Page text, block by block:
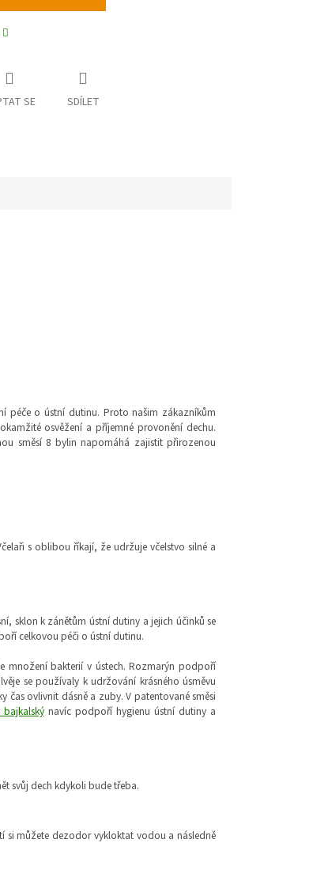
SE SDÍLET
péče o ústní dutinu. Proto našim zákazníkům
osvěžení a příjemné provonění dechu.
směsí 8 bylin napomáhá zajistit přirozenou
s oblibou říkají, že udržuje včelstvo silné a
sklon k zánětům ústní dutiny a jejich účinků se
celkovou péči o ústní dutinu.
množení bakterií v ústech. Rozmarýn podpoří
se používaly k udržování krásného úsměvu
čas ovlivnit dásně a zuby. V patentované směsi
bajkalský navíc podpoří hygienu ústní dutiny a
svůj dech kdykoli bude třeba.
si můžete dezodor vykloktat vodou a následně